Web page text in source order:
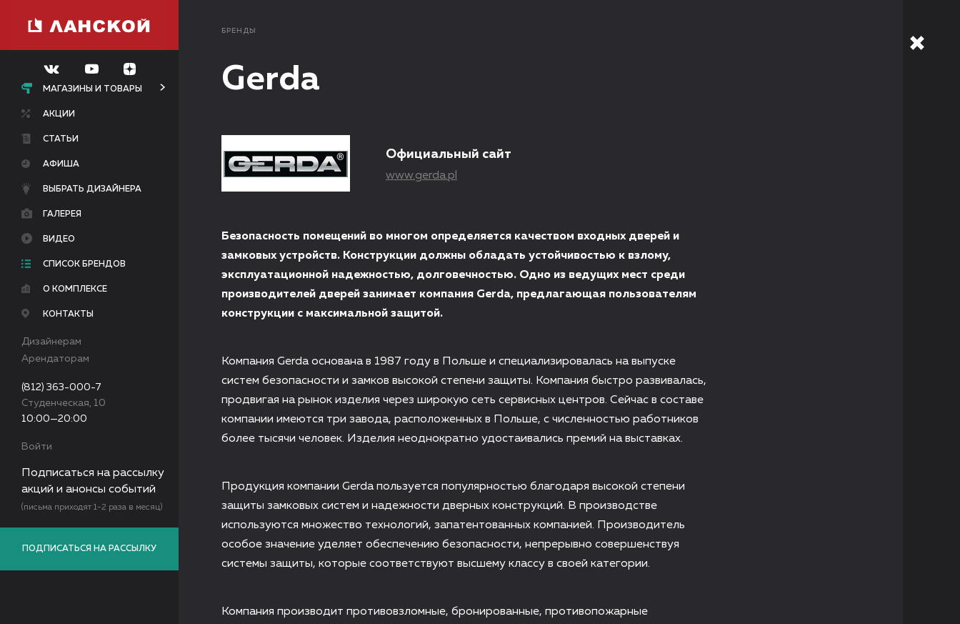
МАГАЗИНЫ И ТОВАРЫ
АКЦИИ
СТАТЬИ
АФИША
ВЫБРАТЬ ДИЗАЙНЕРА
ГАЛЕРЕЯ
ВИДЕО
СПИСОК БРЕНДОВ
О КОМПЛЕКСЕ
КОНТАКТЫ
Дизайнерам
Арендаторам
(812) 363-000-7
Студенческая, 10
10:00—20:00
Войти
Подписаться на рассылку
акций и анонсы событий
(письма приходят 1-2 раза в месяц)
ПОДПИСАТЬСЯ НА РАССЫЛКУ
БРЕНДЫ
Gerda
Официальный сайт
www.gerda.pl
Безопасность помещений во многом определяется качеством входных дверей и
замковых устройств. Конструкции должны обладать устойчивостью к взлому,
эксплуатационной надежностью, долговечностью. Одно из ведущих мест среди
производителей дверей занимает компания Gerda, предлагающая пользователям
конструкции с максимальной защитой.
Компания Gerda основана в 1987 году в Польше и специализировалась на выпуске
систем безопасности и замков высокой степени защиты. Компания быстро развивалась,
продвигая на рынок изделия через широкую сеть сервисных центров. Сейчас в составе
компании имеются три завода, расположенных в Польше, с численностью работников
более тысячи человек. Изделия неоднократно удостаивались премий на выставках.
Продукция компании Gerda пользуется популярностью благодаря высокой степени
защиты замковых систем и надежности дверных конструкций. В производстве
используются множество технологий, запатентованных компанией. Производитель
особое значение уделяет обеспечению безопасности, непрерывно совершенствуя
системы защиты, которые соответствуют высшему классу в своей категории.
Компания производит противовзломные, бронированные, противопожарные